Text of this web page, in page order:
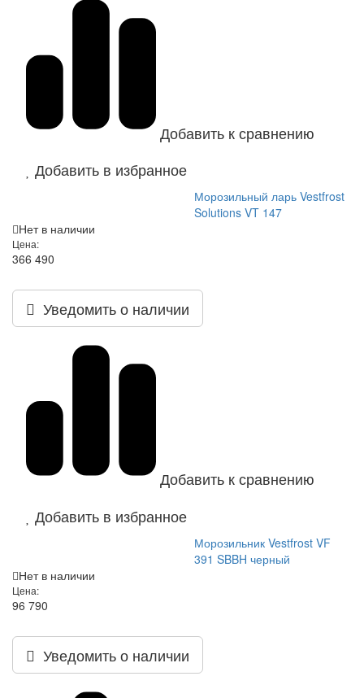
Добавить к сравнению
Добавить в избранное
Морозильный ларь Vestfrost
Solutions VT 147
Нет в наличии
Цена:
366 490
Уведомить о наличии
Добавить к сравнению
Добавить в избранное
Морозильник Vestfrost VF
391 SBBH черный
Нет в наличии
Цена:
96 790
Уведомить о наличии